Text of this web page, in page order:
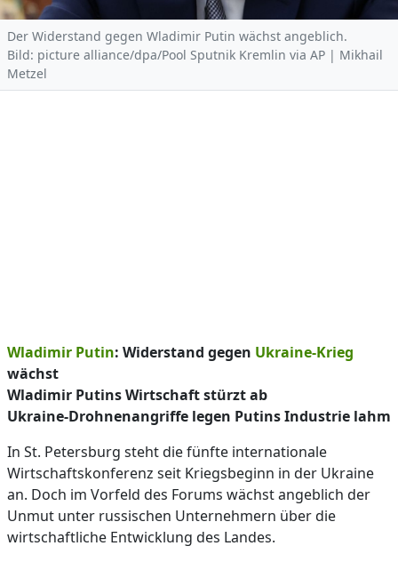
Der Widerstand gegen Wladimir Putin wächst angeblich.
Bild: picture alliance/dpa/Pool Sputnik Kremlin via AP | Mikhail
Metzel
Wladimir Putin: Widerstand gegen Ukraine-Krieg
wächst
Wladimir Putins Wirtschaft stürzt ab
Ukraine-Drohnenangriffe legen Putins Industrie lahm
In St. Petersburg steht die fünfte internationale
Wirtschaftskonferenz seit Kriegsbeginn in der Ukraine
an. Doch im Vorfeld des Forums wächst angeblich der
Unmut unter russischen Unternehmern über die
wirtschaftliche Entwicklung des Landes.